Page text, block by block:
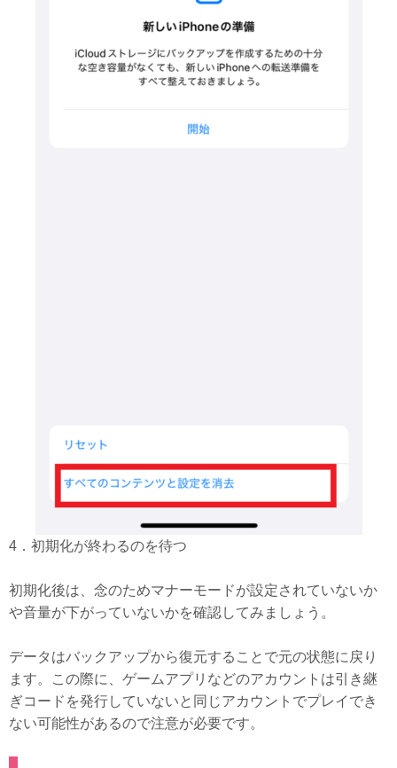
4．初期化が終わるのを待つ
初期化後は、念のためマナーモードが設定されていないか
や音量が下がっていないかを確認してみましょう。
データはバックアップから復元することで元の状態に戻り
ます。この際に、ゲームアプリなどのアカウントは引き継
ぎコードを発行していないと同じアカウントでプレイでき
ない可能性があるので注意が必要です。